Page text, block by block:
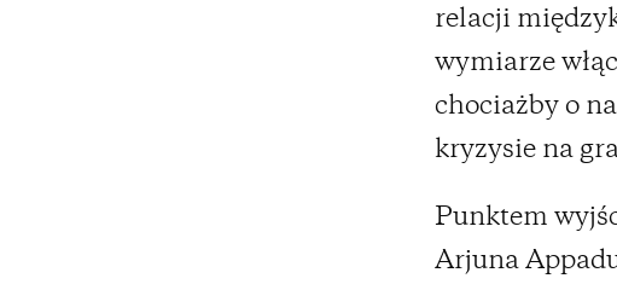
relacji
wymiarze
chociażby o
kryzysie na
Punktem
Arjuna